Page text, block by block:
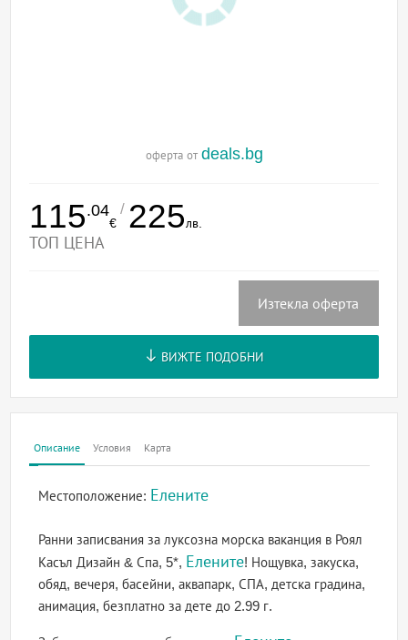
оферта от deals.bg
115.04
€
/ 225лв.
ТОП ЦЕНА
Изтекла оферта
ВИЖТЕ ПОДОБНИ
Описание Условия Карта
Местоположение: Елените
Ранни записвания за луксозна морска ваканция в Роял
Касъл Дизайн & Спа, 5*, Елените! Нощувка, закуска,
обяд, вечеря, басейни, аквапарк, СПА, детска градина,
анимация, безплатно за дете до 2.99 г.